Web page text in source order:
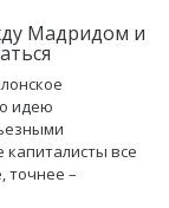
Мадридом и
идею
все
точнее –